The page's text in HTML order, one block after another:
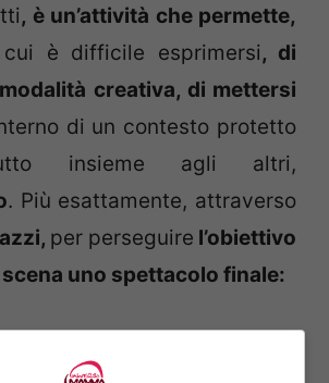
, è un’attività che permette,
cui è difficile esprimersi, di
creativa, di mettersi
di un contesto protetto
insieme agli altri,
. Più esattamente, attraverso
per perseguire l’obiettivo
uno spettacolo finale: